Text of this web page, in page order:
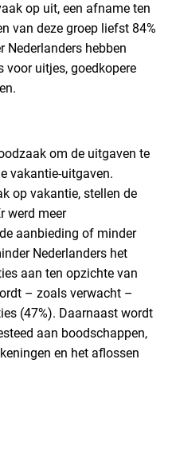
op uit, een afname ten
van deze groep liefst 84%
Nederlanders hebben
voor uitjes, goedkopere
om de uitgaven te
vakantie-uitgaven.
op vakantie, stellen de
werd meer
aanbieding of minder
Nederlanders het
aan ten opzichte van
– zoals verwacht –
(47%). Daarnaast wordt
aan boodschappen,
en het aflossen